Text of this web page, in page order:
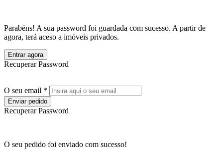
Parabéns! A sua password foi guardada com sucesso. A partir de
agora, terá aceso a imóveis privados.
Entrar agora
Recuperar Password
O seu email *
Enviar pedido
Recuperar Password
O seu pedido foi enviado com sucesso!